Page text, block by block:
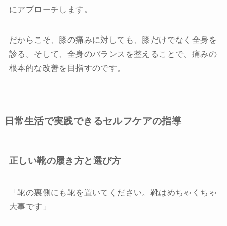
にアプローチします。
だからこそ、膝の痛みに対しても、膝だけでなく全身を
診る。そして、全身のバランスを整えることで、痛みの
根本的な改善を目指すのです。
日常生活で実践できるセルフケアの指導
正しい靴の履き方と選び方
「靴の裏側にも靴を置いてください。靴はめちゃくちゃ
大事です」